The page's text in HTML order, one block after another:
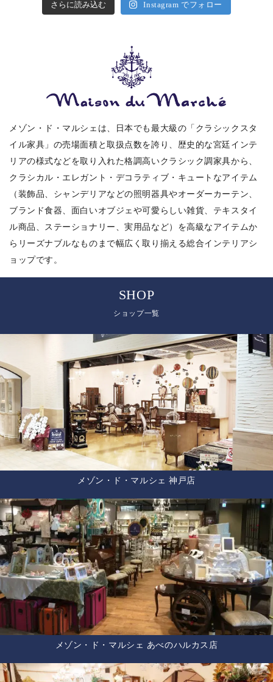
さらに読み込む Instagram でフォロー
メゾン・ド・マルシェは、日本でも最大級の「クラシックスタ
イル家具」の売場面積と取扱点数を誇り、歴史的な宮廷インテ
リアの様式などを取り入れた格調高いクラシック調家具から、
クラシカル・エレガント・デコラティブ・キュートなアイテム
（装飾品、シャンデリアなどの照明器具やオーダーカーテン、
ブランド食器、面白いオブジェや可愛らしい雑貨、テキスタイ
ル商品、ステーショナリー、実用品など）を高級なアイテムか
らリーズナブルなものまで幅広く取り揃える総合インテリアシ
ョップです。
SHOP
ショップ一覧
メゾン・ド・マルシェ 神戸店
メゾン・ド・マルシェ あべのハルカス店